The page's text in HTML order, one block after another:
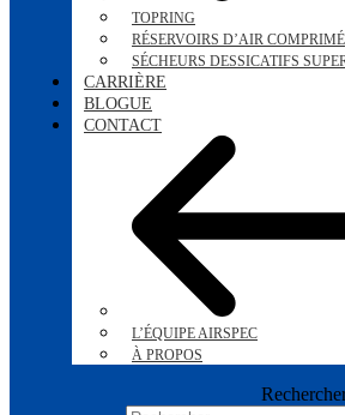
TOPRING
RÉSERVOIRS D’AIR COMPRIMÉ
SÉCHEURS DESSICATIFS
CARRIÈRE
BLOGUE
CONTACT
L’ÉQUIPE AIRSPEC
À PROPOS